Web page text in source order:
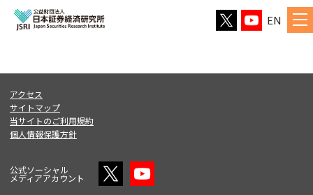
EN
アクセス
サイトマップ
当サイトのご利用規約
個人情報保護方針
公式ソーシャル
メディアアカウント